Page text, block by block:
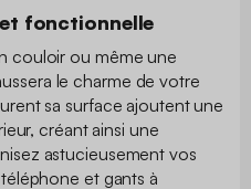
fonctionnelle
couloir ou même une
le charme de votre
sa surface ajoutent une
créant ainsi une
astucieusement vos
et gants à